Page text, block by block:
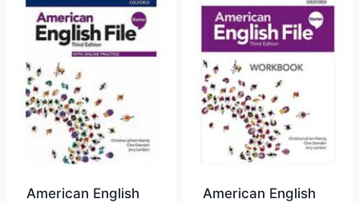
American English
American English